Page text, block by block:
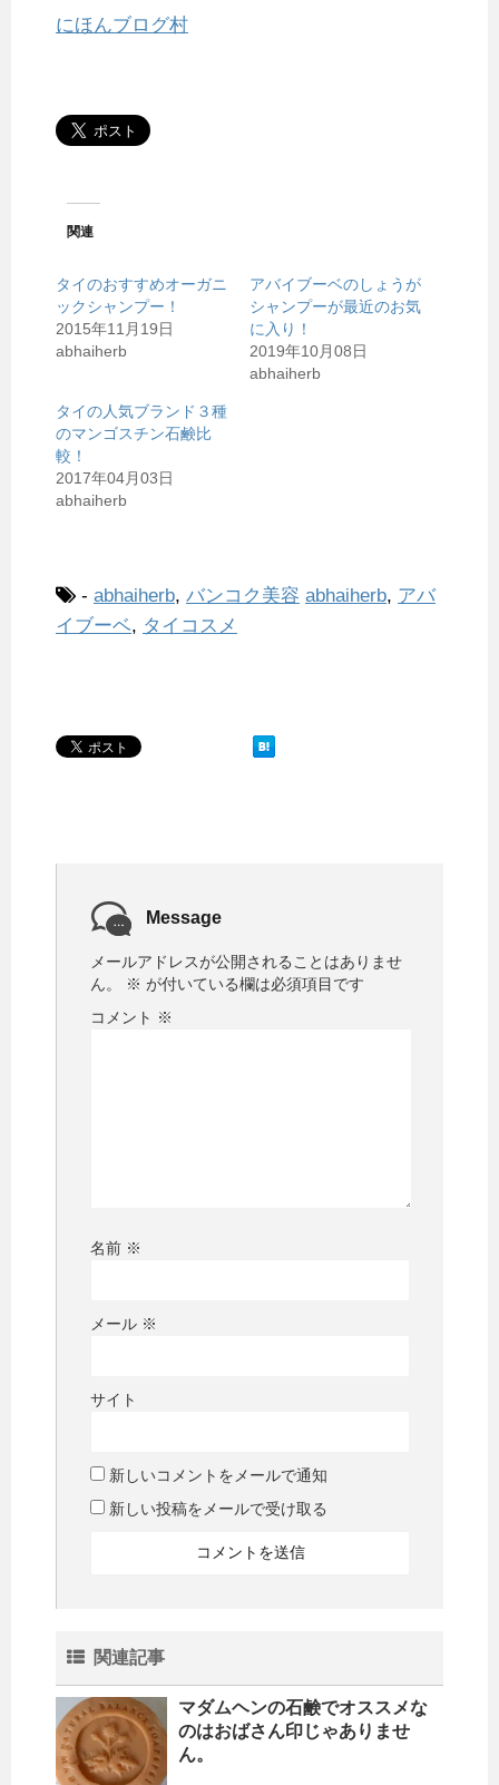
にほんブログ村
関連
タイのおすすめオーガニ
ックシャンプー！
2015年11月19日
abhaiherb
アバイブーベのしょうが
シャンプーが最近のお気
に入り！
2019年10月08日
abhaiherb
タイの人気ブランド３種
のマンゴスチン石鹸比
較！
2017年04月03日
abhaiherb
- abhaiherb, バンコク美容 abhaiherb, アバ
イブーベ, タイコスメ
Message
メールアドレスが公開されることはありませ
ん。
※ が付いている欄は必須項目です
コメント ※
名前 ※
メール ※
サイト
新しいコメントをメールで通知
新しい投稿をメールで受け取る
関連記事
マダムヘンの石鹸でオススメな
のはおばさん印じゃありませ
ん。